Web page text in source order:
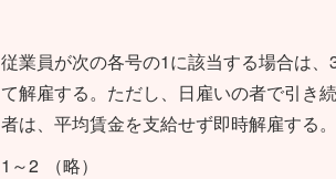
従業員が次の各号の1に該当する場合は
て解雇する。ただし、日雇いの者で引き
者は、平均賃金を支給せず即時解雇する。
1～2
（略）